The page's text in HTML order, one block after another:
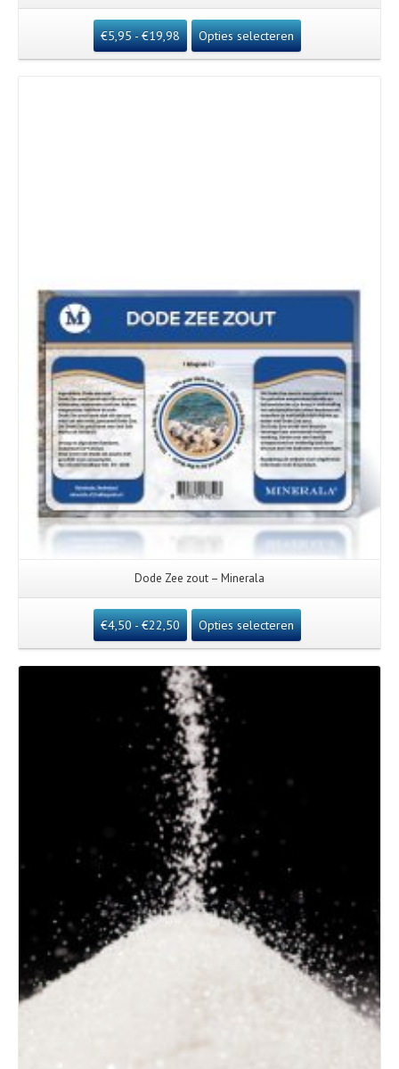
€5,95- €19,98 Opties selecteren
Dode Zee zout – Minerala
€4,50- €22,50 Opties selecteren
Details